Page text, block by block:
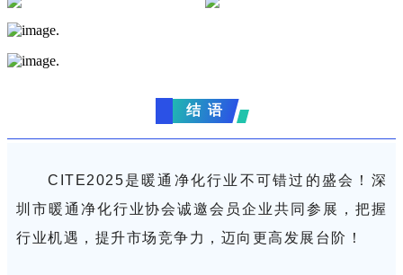
结 语
CITE2025是暖通净化行业不可错过的盛会！深
圳市暖通净化行业协会诚邀会员企业共同参展，把握
行业机遇，提升市场竞争力，迈向更高发展台阶！